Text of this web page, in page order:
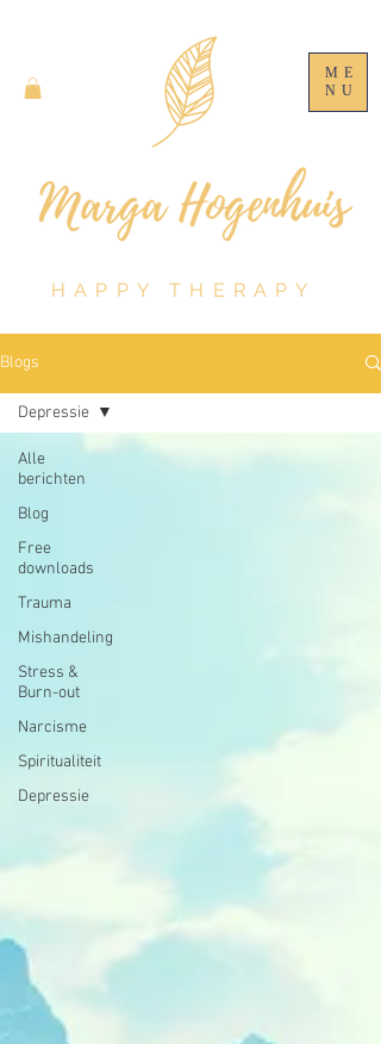
ME
NU
HAPPY THERAPY
Blogs
Alle
berichten
Blog
Free
downloads
Trauma
Mishandeling
Stress &
Burn-out
Narcisme
Spiritualiteit
Depressie
Depressie